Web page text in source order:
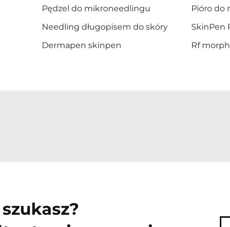
Pędzel do mikroneedlingu
Pióro do
Needling długopisem do skóry
SkinPen
Dermapen skinpen Rf